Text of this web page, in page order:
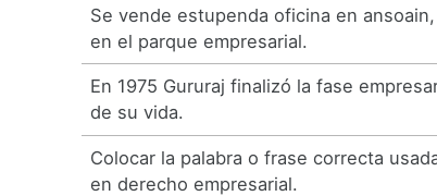
Se vende estupenda oficina en ansoain,
en el parque empresarial.
En 1975 Gururaj finalizó la fase
de su vida.
Colocar la palabra o frase correcta
en derecho empresarial.